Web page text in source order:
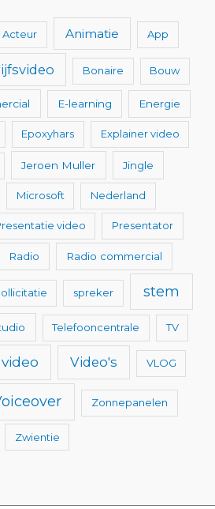
Acteur Animatie App
Bonaire Bouw
E-learning Energie
Epoxyhars Explainer video
Jeroen Muller Jingle
Microsoft Nederland
video Presentator
Radio Radio commercial
spreker stem
Telefooncentrale TV
video Video's VLOG
Zonnepanelen
Zwientie